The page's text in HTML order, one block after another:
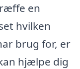
en
hvilken
brug for, er
hjælpe dig